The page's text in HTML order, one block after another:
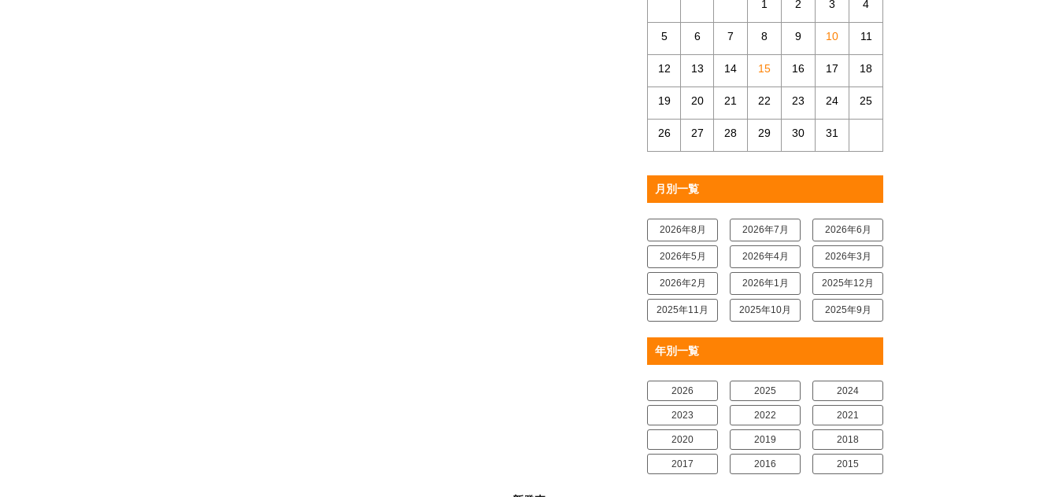
1 2 3 4
5 6 7 8 9 10 11
12 13 14 15 16 17 18
19 20 21 22 23 24 25
26 27 28 29 30 31
月別一覧
2026年8月 2026年7月 2026年6月
2026年5月 2026年4月 2026年3月
2026年2月 2026年1月 2025年12月
2025年11月 2025年10月 2025年9月
年別一覧
2026 2025 2024
2023 2022 2021
2020 2019 2018
2017 2016 2015